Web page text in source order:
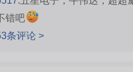
错吧
条评论 >